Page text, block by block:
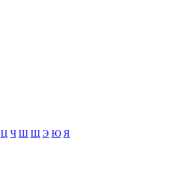
Ц Ч Ш Щ Э Ю Я